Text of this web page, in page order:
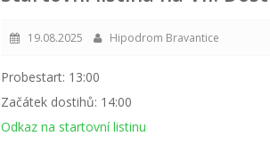
19.08.2025 Hipodrom Bravantice
Probestart: 13:00
Začátek dostihů: 14:00
Odkaz na startovní listinu